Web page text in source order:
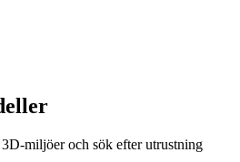
miljöer och sök efter utrustning